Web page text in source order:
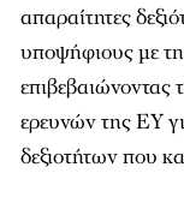
απαραίτητες
υποψήφιους με
επιβεβαιώνοντας
ερευνών της ΕΥ
δεξιοτήτωνπου